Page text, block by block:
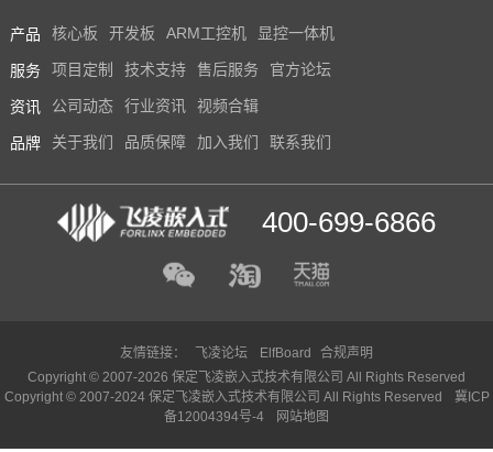
产品 核心板 开发板 ARM工控机 显控一体机
服务 项目定制 技术支持 售后服务 官方论坛
资讯 公司动态 行业资讯 视频合辑
品牌 关于我们 品质保障 加入我们 联系我们
400-699-6866
友情链接： 飞凌论坛 ElfBoard
合规声明
Copyright © 2007-2026 保定飞凌嵌入式技术有限公司 All Rights Reserved
Copyright © 2007-2024 保定飞凌嵌入式技术有限公司 All Rights Reserved
冀ICP
备12004394号-4
网站地图